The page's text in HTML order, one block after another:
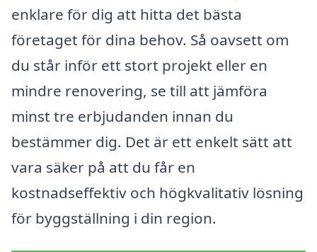
enklare för dig att hitta det bästa
företaget för dina behov. Så oavsett om
du står inför ett stort projekt eller en
mindre renovering, se till att jämföra
minst tre erbjudanden innan du
bestämmer dig. Det är ett enkelt sätt att
vara säker på att du får en
kostnadseffektiv och högkvalitativ lösning
för byggställning i din region.